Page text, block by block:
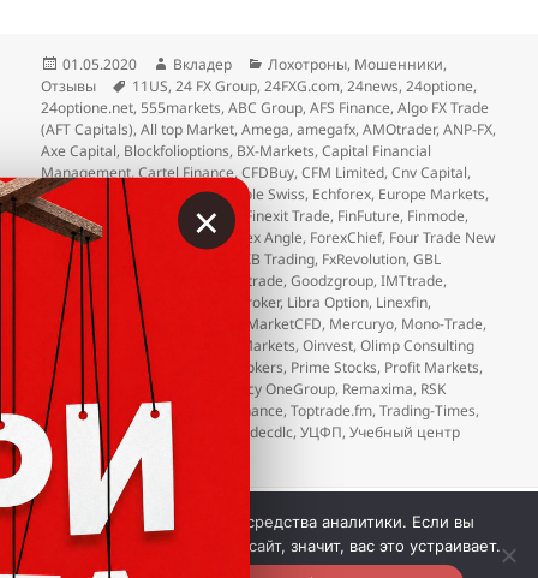
Опубликовано
01.05.2020 Автор
Вкладер Рубрики
Лохотроны, Мошенники,
Отзывы
Метки
11US,24 FX Group,24FXG.com,24news,24optione,
24optione.net,555markets,ABC Group,AFS Finance,Algo FX Trade
(AFT Capitals),All top Market,Amega,amegafx,AMOtrader,ANP-FX,
Axe Capital, Blockfolioptions, BX-Markets,Capital Financial
Management,Cartel Finance,CFDBuy,CFM Limited,Cnv Capital,
Conventus Group
Credit Agricole Swiss, Echforex, Europe Markets,
eXcentral
FGmarkets Finavix Finexit Trade, FinFuture, Finmode,
FOG Investment Company ,Forex Angle, ForexChief, Four Trade New
World Standards (4trade.cc)
FXB Trading, FxRevolution,GBL
Investing
Gekko XM Getprofit.trade,Goodzgroup,IMTtrade,
INEXPOINT
InvestActive JCX Broker, Libra Option, Linexfin,
LongShortCFD
,Malley Capital MarketCFD, Mercuryo, Mono-Trade,
NelsonFX
Neobrok New Rich Markets,Oinvest,Olimp Consulting
Ltd
olimp-consult Premium Brokers, Prime Stocks, Profit Markets,
Quineex, Red Fin Stocks Regency OneGroup, Remaxima, RSK
Partners, Size Market Terra Finance,Toptrade.fm,Trading-Times,
Unit Markets, Velmarket Viptradecdlc,УЦФП,Учебный центр
финансового планирования
гиперссылкой на сайт vklader.com или
@vklader .
Политика конфиденциальности.
Мы используем куки и средства аналитики. Если вы
продолжите использовать сайт, значит, вас это устраивает.
×